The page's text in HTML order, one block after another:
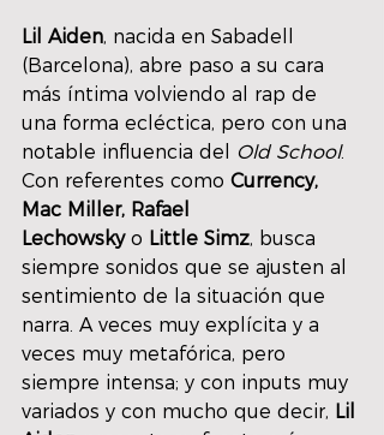
Lil Aiden, nacida en Sabadell
(Barcelona), abre paso a su cara
más íntima volviendo al rap de
una forma ecléctica, pero con una
notable influencia del Old School.
Con referentes como Currency,
Mac Miller, Rafael
Lechowsky o Little Simz, busca
siempre sonidos que se ajusten al
sentimiento de la situación que
narra. A veces muy explícita y a
veces muy metafórica, pero
siempre intensa; y con inputs muy
variados y con mucho que decir, Lil